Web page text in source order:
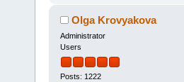
Olga Krovyakova
Administrator
Users
Posts: 1222